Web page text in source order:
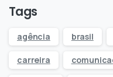
Tags
agência brasil
carreira